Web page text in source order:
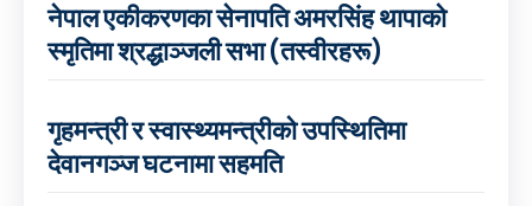
नेपाल एकीकरणका सेनापति अमरसिंह थापाको
स्मृतिमा श्रद्धाञ्जली सभा (तस्वीरहरू)
गृहमन्त्री र स्वास्थ्यमन्त्रीको उपस्थितिमा
देवानगञ्ज घटनामा सहमति